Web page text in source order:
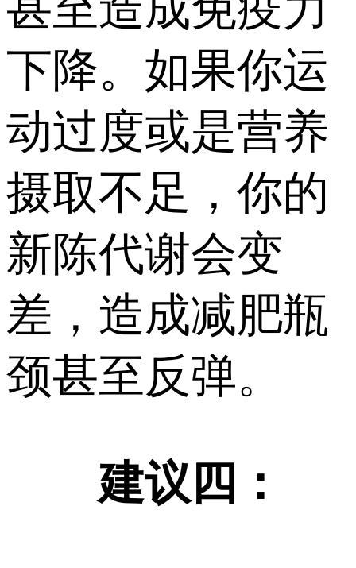
下降。如果你运
动过度或是营养
摄取不足，你的
新陈代谢会变
差，造成减肥瓶
颈甚至反弹。
建议四：